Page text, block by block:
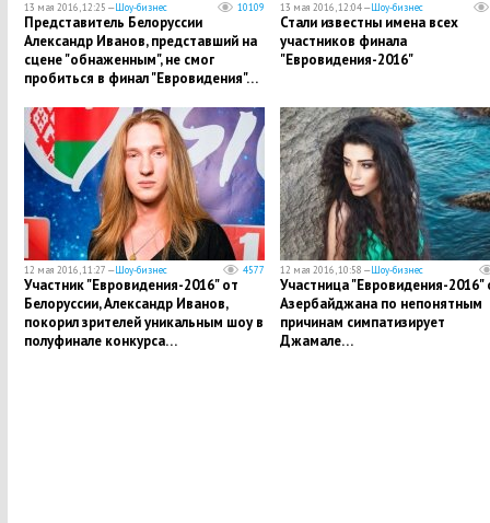
13 мая 2016, 12:25 —Шоу-бизнес 10109
Представитель Белоруссии
Александр Иванов, представший на
сцене "обнаженным", не смог
пробиться в финал "Евровидения"…
13 мая 2016, 12:04 —Шоу-бизнес
Стали известны имена всех
участников финала
"Евровидения-2016"
12 мая 2016, 11:27 —Шоу-бизнес 4577
Участник "Евровидения-2016" от
Белоруссии, Александр Иванов,
покорил зрителей уникальным шоу в
полуфинале конкурса…
12 мая 2016, 10:58 —Шоу-бизнес
Участница "Евровидения-2016"
Азербайджана по непонятным
причинам симпатизирует
Джамале…